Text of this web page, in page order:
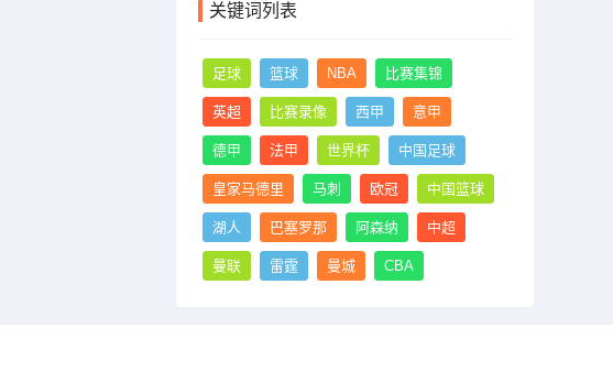
关键词列表
足球 篮球 NBA 比赛集锦
英超 比赛录像 西甲 意甲
德甲 法甲 世界杯 中国足球
皇家马德里 马刺 欧冠 中国篮球
湖人 巴塞罗那 阿森纳 中超
曼联 雷霆 曼城 CBA